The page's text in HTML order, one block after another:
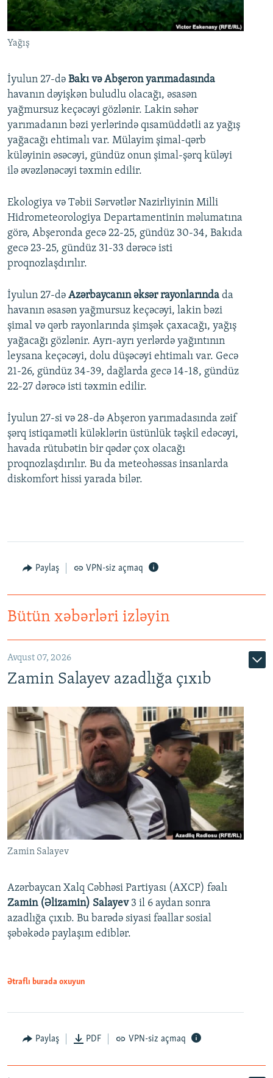
İNFOQRAFIKA
KARIKATURA
AZƏRBAYCAN ƏDƏBIYYATI KITABXANASI
İSLAM VƏ DEMOKRATIYA
MISSIYAMIZ
PEŞƏ ETIKASI VƏ JURNALISTIKA STANDARTLARIMIZ
AZADLIQRADIOSU MOBIL TELEFONUNUZDA
BIZIMLƏ ƏLAQƏ
XƏBƏR BÜLLETENLƏRIMIZ
BIZI IZLƏ
RFE/RL-in bütün saytları
Yağış
İyulun 27-də Bakı və Abşeron yarımadasında
havanın dəyişkən buludlu olacağı, əsasən
yağmursuz keçəcəyi gözlənir. Lakin səhər
yarımadanın bəzi yerlərində qısamüddətli az yağış
yağacağı ehtimalı var. Mülayim şimal-qərb
küləyinin əsəcəyi, gündüz onun şimal-şərq küləyi
ilə əvəzlənəcəyi təxmin edilir.
Ekologiya və Təbii Sərvətlər Nazirliyinin Milli
Hidrometeorologiya Departamentinin məlumatına
görə, Abşeronda gecə 22-25, gündüz 30-34, Bakıda
gecə 23-25, gündüz 31-33 dərəcə isti
proqnozlaşdırılır.
İyulun 27-də Azərbaycanın əksər rayonlarında da
havanın əsasən yağmursuz keçəcəyi, lakin bəzi
şimal və qərb rayonlarında şimşək çaxacağı, yağış
yağacağı gözlənir. Ayrı-ayrı yerlərdə yağıntının
leysana keçəcəyi, dolu düşəcəyi ehtimalı var. Gecə
21-26, gündüz 34-39, dağlarda gecə 14-18, gündüz
22-27 dərəcə isti təxmin edilir.
İyulun 27-si və 28-də Abşeron yarımadasında zəif
şərq istiqamətli küləklərin üstünlük təşkil edəcəyi,
havada rütubətin bir qədər çox olacağı
proqnozlaşdırılır. Bu da meteohəssas insanlarda
diskomfort hissi yarada bilər.
Paylaş VPN-siz açmaq
Bütün xəbərləri izləyin
Avqust 07, 2026
Zamin Salayev azadlığa çıxıb
Zamin Salayev
Azərbaycan Xalq Cəbhəsi Partiyası (AXCP) fəalı
Zamin (Əlizamin) Salayev 3 il 6 aydan sonra
azadlığa çıxıb. Bu barədə siyasi fəallar sosial
şəbəkədə paylaşım ediblər.
Ətraflı burada oxuyun
Paylaş PDF VPN-siz açmaq